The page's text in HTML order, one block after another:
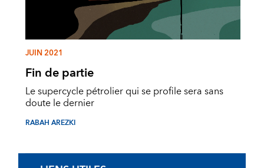
JUIN 2021
Fin de partie
Le supercycle pétrolier qui se profile sera sans
doute le dernier
RABAH AREZKI